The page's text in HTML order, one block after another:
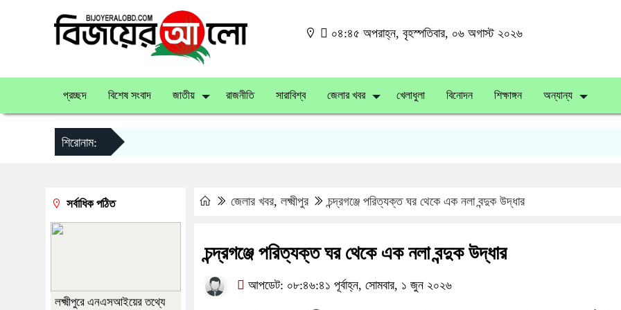
০৪:৪৫ অপরাহ্ন, বৃহস্পতিবার, ০৬ অগাস্ট ২০২৬
প্রচ্ছদ বিশেষ সংবাদ জাতীয় রাজনীতি সারাবিশ্ব জেলার খবর খেলাধুলা বিনোদন শিক্ষাঙ্গন অন্যান্য
শিরোনাম:
জেলার খবর, লক্ষ্মীপুর চন্দ্রগঞ্জে পরিত্যক্ত ঘর থেকে এক নলা বন্দুক উদ্ধার
চন্দ্রগঞ্জে পরিত্যক্ত ঘর থেকে এক নলা বন্দুক উদ্ধার
আপডেট: ০৮:৪৬:৪১ পূর্বাহ্ন, সোমবার, ১ জুন ২০২৬
সর্বাধিক পঠিত
লক্ষ্মীপুরে এনএসআইয়ের তথ্যে